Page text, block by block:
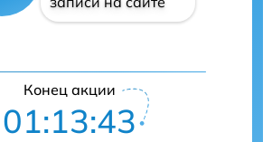
Конец акции
01:13:42